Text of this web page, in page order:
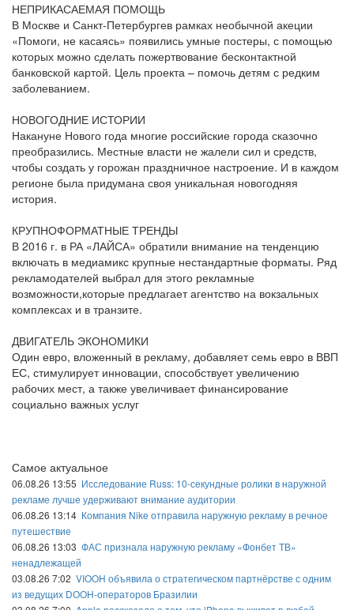
НЕПРИКАСАЕМАЯ ПОМОЩЬ
В Москве и Санкт-Петербургев рамках необычной акеции
«Помоги, не касаясь» появились умные постеры, с помощью
которых можно сделать пожертвование бесконтактной
банковской картой. Цель проекта – помочь детям с редким
заболеванием.
НОВОГОДНИЕ ИСТОРИИ
Накануне Нового года многие российские города сказочно
преобразились. Местные власти не жалели сил и средств,
чтобы создать у горожан праздничное настроение. И в каждом
регионе была придумана своя уникальная новогодняя
история.
КРУПНОФОРМАТНЫЕ ТРЕНДЫ
В 2016 г. в РА «ЛАЙСА» обратили внимание на тенденцию
включать в медиамикс крупные нестандартные форматы. Ряд
рекламодателей выбрал для этого рекламные
возможности,которые предлагает агентство на вокзальных
комплексах и в транзите.
ДВИГАТЕЛЬ ЭКОНОМИКИ
Один евро, вложенный в рекламу, добавляет семь евро в ВВП
ЕС, стимулирует инновации, способствует увеличению
рабочих мест, а также увеличивает финансирование
социально важных услуг
Самое актуальное
06.08.26 13:55 Исследование Russ: 10-секундные ролики в наружной
рекламе лучше удерживают внимание аудитории
06.08.26 13:14 Компания Nike отправила наружную рекламу в речное
путешествие
06.08.26 13:03 ФАС признала наружную рекламу «Фонбет ТВ»
ненадлежащей
03.08.26 7:02 VIOOH объявила о стратегическом партнёрстве с одним
из ведущих DOOH-операторов Бразилии